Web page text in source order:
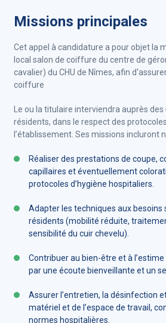
Missions principales
Cet appel à candidature a pour objet la
local salon de coiffure du centre de
cavalier) du CHU de Nîmes, afin
coiffure
Le ou la titulaire interviendra auprès
résidents, dans le respect des
l’établissement. Ses missions incluront
Réaliser des prestations de coupe,
capillaires et éventuellement
protocoles d’hygiène hospitaliers.
Adapter les techniques aux besoins
résidents (mobilité réduite,
sensibilité du cuir chevelu).
Contribuer au bien-être et à
par une écoute bienveillante et un
Assurer l’entretien, la désinfection
matériel et de l’espace de travail,
normes hospitalières.